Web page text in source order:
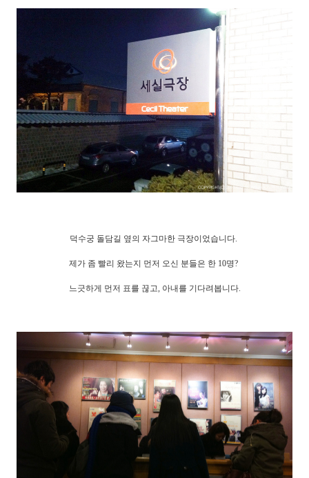
덕수궁 돌담길 옆의 자그마한 극장이었습니다.
제가 좀 빨리 왔는지 먼저 오신 분들은 한 10명?
느긋하게 먼저 표를 끊고, 아내를 기다려봅니다.